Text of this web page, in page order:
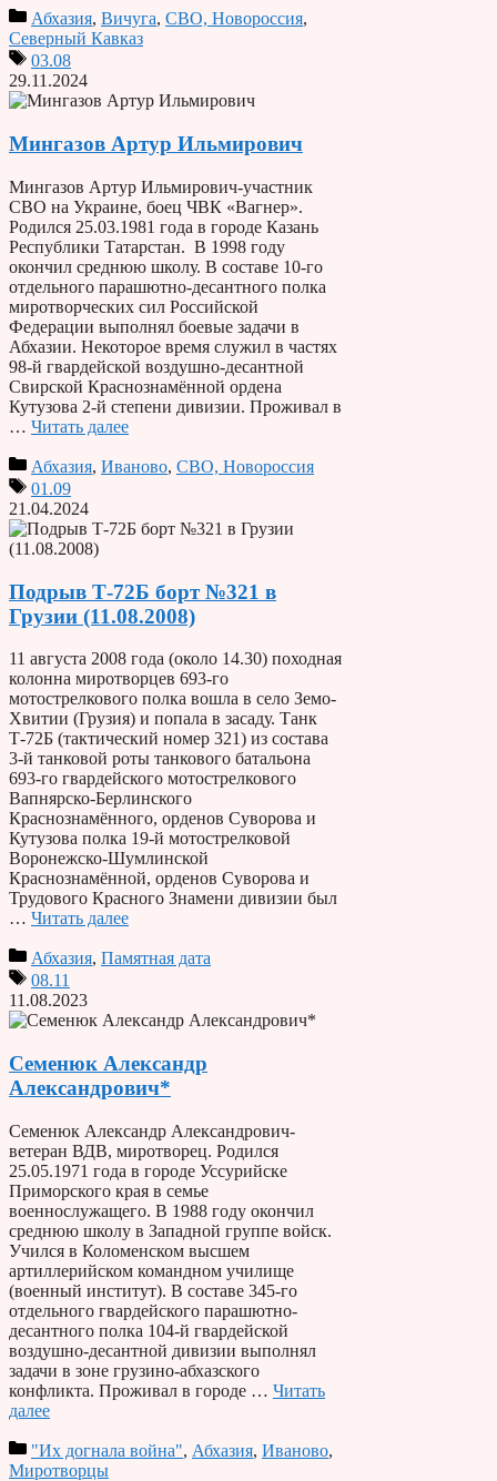
Абхазия, Вичуга, СВО, Новороссия,
Северный Кавказ
03.08
29.11.2024
Мингазов Артур Ильмирович
Мингазов Артур Ильмирович-участник
СВО на Украине, боец ЧВК «Вагнер».
Родился 25.03.1981 года в городе Казань
Республики Татарстан. В 1998 году
окончил среднюю школу. В составе 10-го
отдельного парашютно-десантного полка
миротворческих сил Российской
Федерации выполнял боевые задачи в
Абхазии. Некоторое время служил в частях
98-й гвардейской воздушно-десантной
Свирской Краснознамённой ордена
Кутузова 2-й степени дивизии. Проживал в
… Читать далее
Абхазия, Иваново, СВО, Новороссия
01.09
21.04.2024
Подрыв Т-72Б борт №321 в
Грузии (11.08.2008)
11 августа 2008 года (около 14.30) походная
колонна миротворцев 693-го
мотострелкового полка вошла в село Земо-
Хвитии (Грузия) и попала в засаду. Танк
Т-72Б (тактический номер 321) из состава
3-й танковой роты танкового батальона
693-го гвардейского мотострелкового
Вапнярско-Берлинского
Краснознамённого, орденов Суворова и
Кутузова полка 19-й мотострелковой
Воронежско-Шумлинской
Краснознамённой, орденов Суворова и
Трудового Красного Знамени дивизии был
… Читать далее
Абхазия, Памятная дата
08.11
11.08.2023
Семенюк Александр
Александрович*
Семенюк Александр Александрович-
ветеран ВДВ, миротворец. Родился
25.05.1971 года в городе Уссурийске
Приморского края в семье
военнослужащего. В 1988 году окончил
среднюю школу в Западной группе войск.
Учился в Коломенском высшем
артиллерийском командном училище
(военный институт). В составе 345-го
отдельного гвардейского парашютно-
десантного полка 104-й гвардейской
воздушно-десантной дивизии выполнял
задачи в зоне грузино-абхазского
конфликта. Проживал в городе … Читать
далее
"Их догнала война", Абхазия, Иваново,
Миротворцы